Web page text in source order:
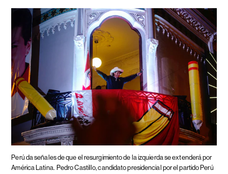
Perú da señales de que el resurgimiento de la izquierda se extenderá por
América Latina. Pedro Castillo, candidato presidencial por el partido Perú